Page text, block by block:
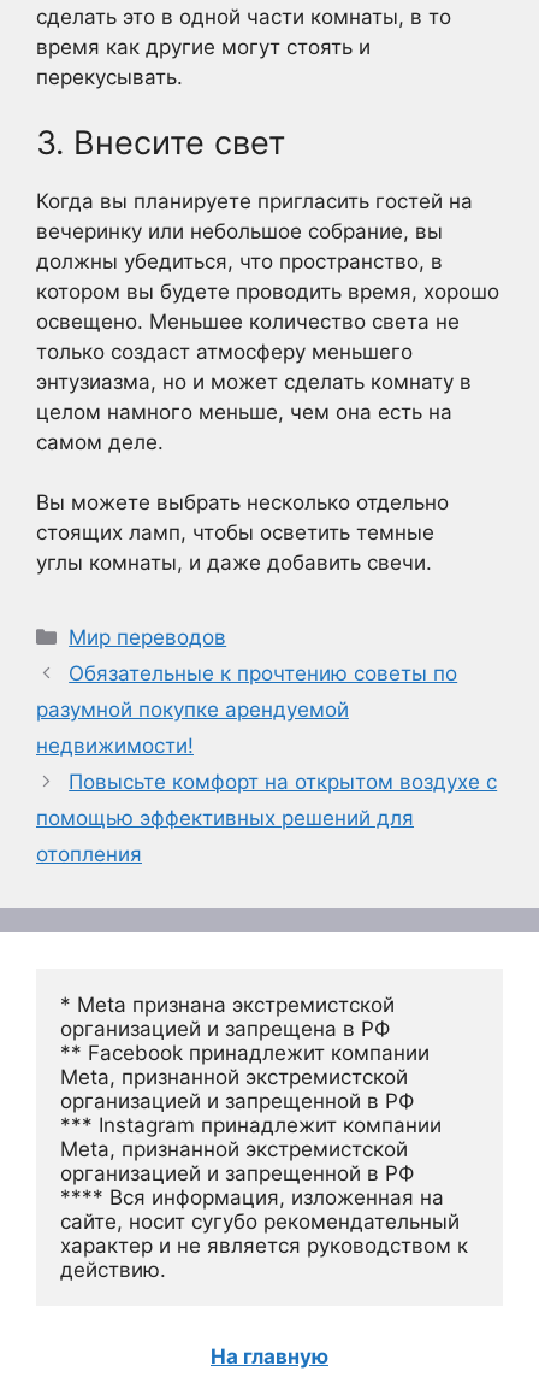
сделать это в одной части комнаты, в то
время как другие могут стоять и
перекусывать.
3. Внесите свет
Когда вы планируете пригласить гостей на
вечеринку или небольшое собрание, вы
должны убедиться, что пространство, в
котором вы будете проводить время, хорошо
освещено. Меньшее количество света не
только создаст атмосферу меньшего
энтузиазма, но и может сделать комнату в
целом намного меньше, чем она есть на
самом деле.
Вы можете выбрать несколько отдельно
стоящих ламп, чтобы осветить темные
углы комнаты, и даже добавить свечи.
Рубрики
Мир переводов
Обязательные к прочтению советы по
разумной покупке арендуемой
недвижимости!
Повысьте комфорт на открытом воздухе с
помощью эффективных решений для
отопления
* Meta признана экстремистской
организацией и запрещена в РФ
** Facebook принадлежит компании
Meta, признанной экстремистской
организацией и запрещенной в РФ
*** Instagram принадлежит компании
Meta, признанной экстремистской
организацией и запрещенной в РФ
**** Вся информация, изложенная на
сайте, носит сугубо рекомендательный
характер и не является руководством к
действию.
На главную